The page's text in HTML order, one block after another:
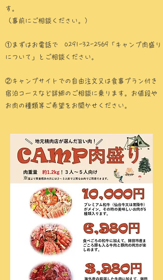
す。
（事前にご相談ください。）
①まずはお電話で 0291-32-2569 「キャンプ肉盛り
について」とご相談ください。
②キャンプサイトでの自由注文又は食事プラン付き
宿泊コースなど詳細のご相談に乗ります。お値段や
お肉の種類等ご希望をお聞かせください。